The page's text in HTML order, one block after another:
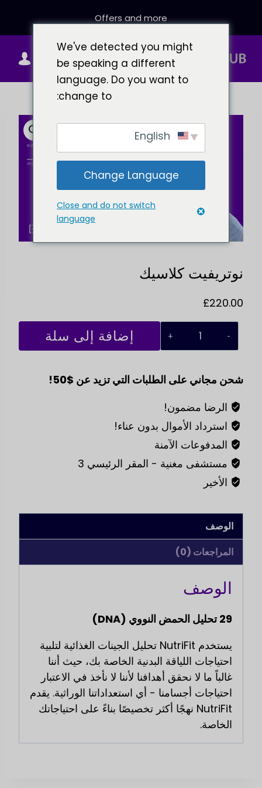
Offers and more
نوتريفيت كلاسيك
£220.00
NUTRIFIT
إضافة إلى سلة
شحن مجاني على الطلبات التي تزيد عن $50!
الرضا مضمون!
استرداد الأموال بدون عناء!
المدفوعات الآمنة
مستشفى مغنية - المقر الرئيسي 3
الأخير
الوصف
المراجعات (0)
الوصف
29 تحليل الحمض النووي (DNA)
يستخدم NutriFit تحليل الجينات الغذائية لتلبية
احتياجات اللياقة البدنية الخاصة بك، حيث أننا
غالباً ما لا نحقق أهدافنا لأننا لا نأخذ في الاعتبار
احتياجات أجسامنا - أي استعداداتنا الوراثية. يقدم
NutriFit نهجًا أكثر تخصيصًا بناءً على احتياجاتك
الخاصة.
We've detected you might
be speaking a different
language. Do you want to
change to:
Change Language
Close and do not switch
language